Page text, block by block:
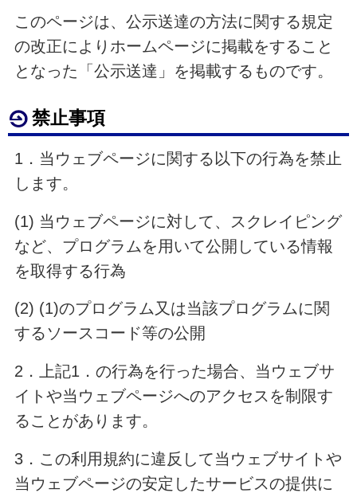
このページは、公示送達の方法に関する規定
の改正によりホームページに掲載をすること
となった「公示送達」を掲載するものです。
禁止事項
1．当ウェブページに関する以下の行為を禁止
します。
(1) 当ウェブページに対して、スクレイピング
など、プログラムを用いて公開している情報
を取得する行為
(2) (1)のプログラム又は当該プログラムに関
するソースコード等の公開
2．上記1．の行為を行った場合、当ウェブサ
イトや当ウェブページへのアクセスを制限す
ることがあります。
3．この利用規約に違反して当ウェブサイトや
当ウェブページの安定したサービスの提供に